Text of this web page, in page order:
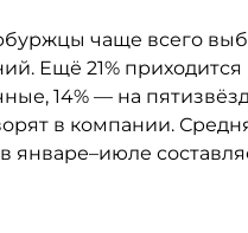
чаще всего
Ещё 21% приходится
14% — на
в компании.
январе–июле